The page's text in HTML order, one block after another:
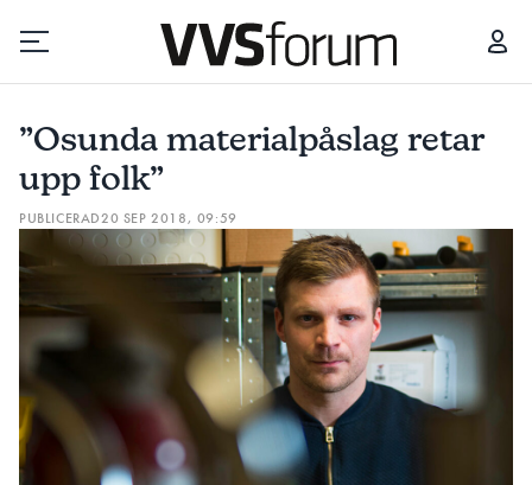
Prenumerera
Hantera prenumeration
Lediga jobb
Annonsera
Läs E-tidningen
”Osunda materialpåslag retar
upp folk”
PUBLICERAD20 SEP 2018, 09:59
”OSUNDA MATERIALPÅSLAG RETAR UPP FOLK” 10